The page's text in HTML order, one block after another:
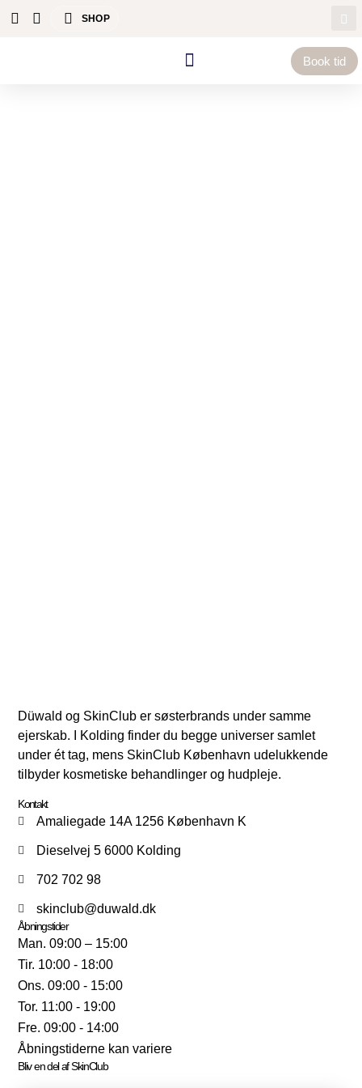
SHOP
Book tid
Düwald og SkinClub er søsterbrands under samme
ejerskab. I Kolding finder du begge universer samlet
under ét tag, mens SkinClub København udelukkende
tilbyder kosmetiske behandlinger og hudpleje.
Kontakt
Amaliegade 14A 1256 København K
Dieselvej 5 6000 Kolding
702 702 98
skinclub@duwald.dk
Åbningstider
Man. 09:00 – 15:00
Tir. 10:00 - 18:00
Ons. 09:00 - 15:00
Tor. 11:00 - 19:00
Fre. 09:00 - 14:00
Åbningstiderne kan variere
Bliv en del af SkinClub